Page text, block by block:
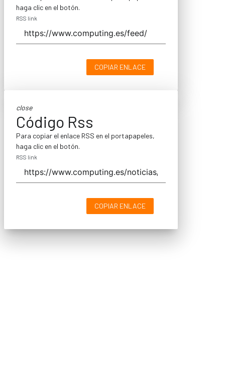
haga clic en el botón.
RSS link
COPIAR ENLACE
close
Código Rss
Para copiar el enlace RSS en el portapapeles,
haga clic en el botón.
RSS link
COPIAR ENLACE